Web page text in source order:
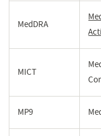
MedDRA
MICT
MP9